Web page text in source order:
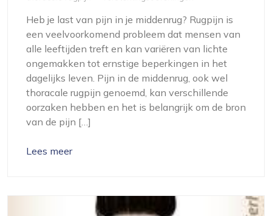
Heb je last van pijn in je middenrug? Rugpijn is
een veelvoorkomend probleem dat mensen van
alle leeftijden treft en kan variëren van lichte
ongemakken tot ernstige beperkingen in het
dagelijks leven. Pijn in de middenrug, ook wel
thoracale rugpijn genoemd, kan verschillende
oorzaken hebben en het is belangrijk om de bron
van de pijn […]
Lees meer